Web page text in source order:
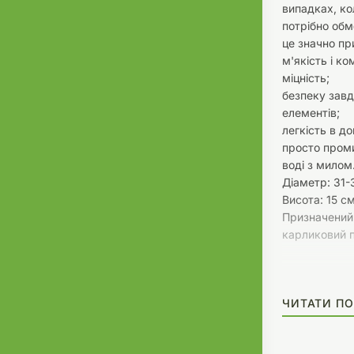
випадках,
потрібно
це значно
м'якість і
міцність;
безпеку
елементів;
легкість в
просто
воді з милом.
Діаметр:
Висота: 15 см
карликовий
ЧИТАТИ